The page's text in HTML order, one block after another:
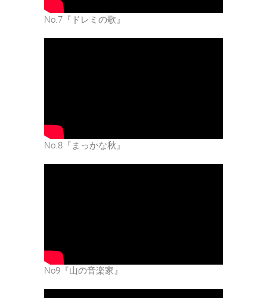
No.7『ドレミの歌』
No.8『まっかな秋』
No9『山の音楽家』